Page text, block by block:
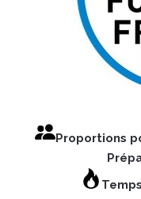
Proportions